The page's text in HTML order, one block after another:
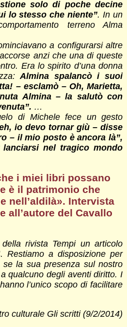
solo di poche decine
lo stesso che niente”. In un
terreno Alma
a configurarsi altre
anzi che una di queste
Era lo spirito d’una donna
Almina spalancò i suoi
– esclamò – Oh, Marietta,
Almina – la salutò con
…
di Michele fece un gesto
io devo tornar giù – disse
– il mio posto è ancora là”,
nel tragico mondo
i miei libri possano
è il patrimonio che
nell’aldilà». Intervista
all’autore del Cavallo
rivista Tempi un articolo
Restiamo a disposizione per
se la sua presenza sul nostro
qualcuno degli aventi diritto. I
l’unico scopo di facilitare
culturale Gli scritti (9/2/2014)